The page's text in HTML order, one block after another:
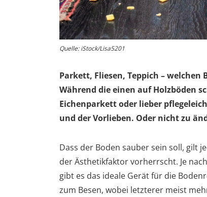
Quelle: iStock/Lisa5201
Parkett, Fliesen, Teppich –
Während die einen auf Holzböden
Eichenparkett oder lieber
und der Vorlieben. Oder nicht zu
Dass der Boden sauber sein soll, gilt
der Ästhetikfaktor vorherrscht. Je
gibt es das ideale Gerät für die
zum Besen, wobei letzterer meist